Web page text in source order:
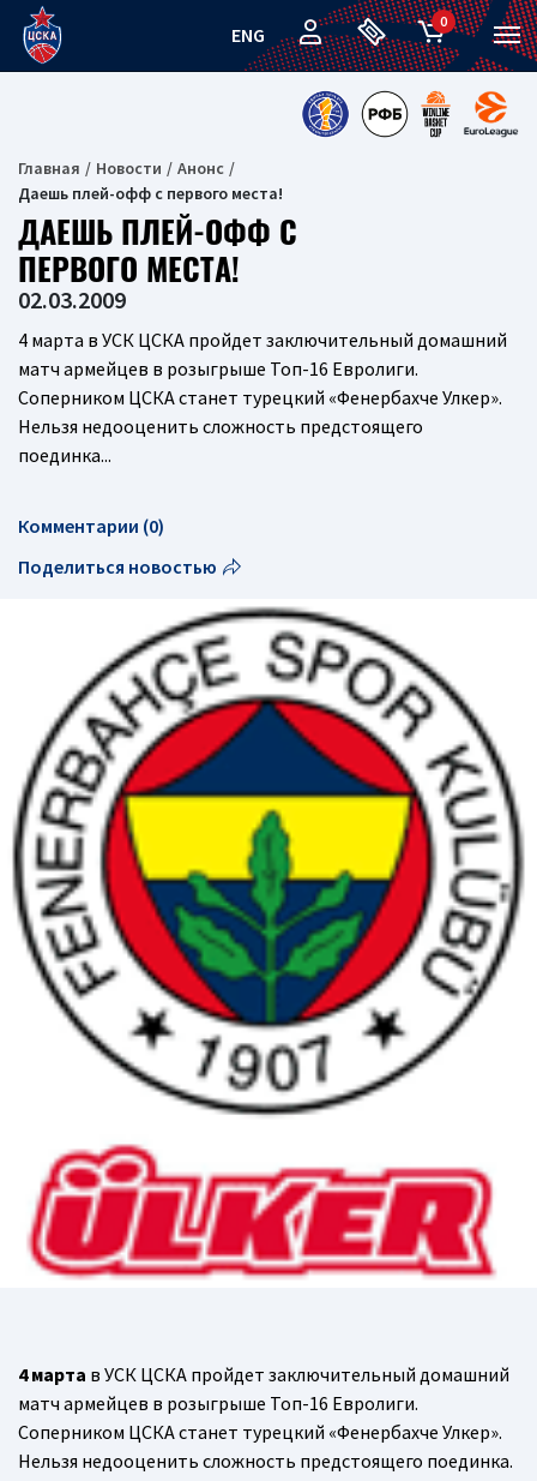
ENG
0
Главная Новости
Анонс
Даешь плей-офф с первого места!
ДАЕШЬ ПЛЕЙ-ОФФ С
ПЕРВОГО МЕСТА!
02.03.2009
4 марта в УСК ЦСКА пройдет заключительный домашний
матч армейцев в розыгрыше Топ-16 Евролиги.
Соперником ЦСКА станет турецкий «Фенербахче Улкер».
Нельзя недооценить сложность предстоящего
поединка...
Комментарии (0)
Поделиться новостью
4 марта в УСК ЦСКА пройдет заключительный домашний
матч армейцев в розыгрыше Топ-16 Евролиги.
Соперником ЦСКА станет турецкий «Фенербахче Улкер».
Нельзя недооценить сложность предстоящего поединка.